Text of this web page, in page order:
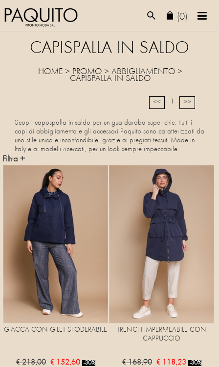
(0)
CAPISPALLA IN SALDO
HOME > PROMO > ABBIGLIAMENTO >
CAPISPALLA IN SALDO
<< >>
Scopri capospalla in saldo per un guardaroba super chic. Tutti i
capi di abbigliamento e gli accessori Paquito sono caratterizzati da
uno stile unico e inconfondibile, grazie ai pregiati tessuti Made in
Italy e ai modelli ricercati, per un look sempre impeccabile.
Filtra +
GIACCA CON GILET SFODERABILE
€ 218,00 € 152,60 -30%
TRENCH IMPERMEABILE CON
CAPPUCCIO
€ 168,90 € 118,23 -30%